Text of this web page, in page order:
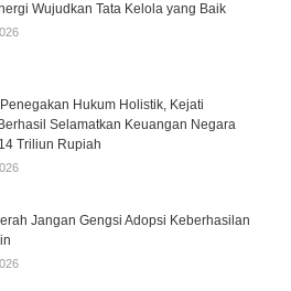
Wujudkan Tata Kelola yang Baik
Hukum Holistik, Kejati
Selamatkan Keuangan Negara
Triliun Rupiah
Jangan Gengsi Adopsi Keberhasilan